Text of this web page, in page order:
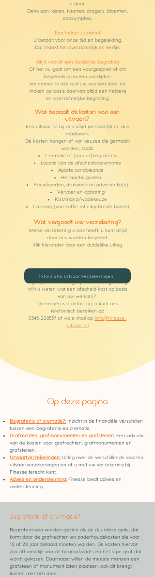
u door.
Denk aan: kisten, kaarten, dragers, bloemen,
consumpties.
Een helder uurtarief
U betaalt voor onze tijd en begeleiding.
Dat maakt het overzichtelijk én eerlijk.
Altijd vooraf een duidelijke begroting
Of het nu gaat om een voorgesprek of om
begeleiding na een overlijden:
we nemen in alle rust uw wensen door en
maken op basis daarvan altijd een heldere
en overzichtelijke begroting.
Wat bepaalt de kosten van een
uitvaart?
Een uitvaart is bij ons altijd persoonlijk en dus
maatwerk.
De kosten hangen af van keuzes die gemaakt
worden, zoals:
Crematie of (natuur)begrafenis
Locatie van de afscheidsceremonie
Aparte condoleance
Het aantal gasten
Rouwkaarten, drukwerk en advertentie(s)
Vervoer en opbaring
Kist/mand/wadekeuze
Catering (van koffie tot uitgebreide borrel)
Wat vergoedt uw verzekering?
Welke verzekering u ook heeft, u kunt altijd
door ons worden begeleid.
Klik hieronder voor een duidelijke uitleg.
Vrijblijvend voorgesprek en begroting?
Wilt u weten wat een afscheid kost op basis
van uw wensen?
Neem gerust contact op, u kunt ons
telefonisch bereiken op
0345-228537 of via e-mail op info@finesse-
uitvaart.nl
Informatie Uitvaartverzekeringen
Op deze pagina
Begrafenis of crematie?: Inzicht in de financiële verschillen
tussen een begrafenis en crematie.
Grafrechten, grafmonumenten en grafstenen: Een indicatie
van de kosten voor grafrechten, grafmonumenten en
grafstenen.
Uitvaartverzekeringen: Uitleg over de verschillende soorten
uitvaartverzekeringen en of u met uw verzekering bij
Finesse terecht kunt.
Advies en ondersteuning: Finesse biedt advies en
ondersteuning.
Begrafenis of crematie?
Begrafenissen worden gezien als de duurdere optie, dat
komt door de grafrechten en onderhoudskosten die voor
10 of 20 jaar betaald moeten worden. De kosten hiervan
zijn afhankelijk van de begraafplaats en het type graf dat
wordt gekozen. Daarnaast willen de meeste mensen een
grafsteen of monument laten plaatsen, ook dit brengt
kosten met zich mee.